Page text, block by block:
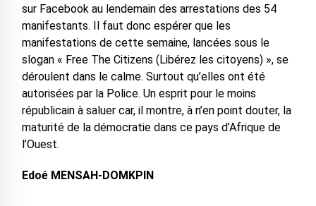
sur Facebook au lendemain des arrestations des 54
manifestants. Il faut donc espérer que les
manifestations de cette semaine, lancées sous le
slogan « Free The Citizens (Libérez les citoyens) », se
déroulent dans le calme. Surtout qu’elles ont été
autorisées par la Police. Un esprit pour le moins
républicain à saluer car, il montre, à n’en point douter, la
maturité de la démocratie dans ce pays d’Afrique de
l’Ouest.
Edoé MENSAH-DOMKPIN